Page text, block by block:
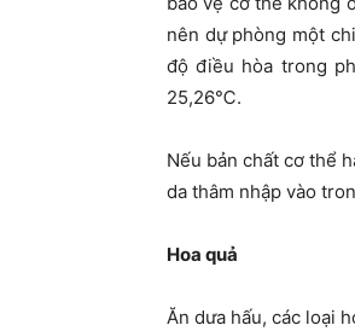
nên dự phòng một
độ điều hòa trong
25,26℃.
Nếu bản chất cơ thể
da thâm nhập vào
Hoa quả
Ăn dưa hấu, các loại